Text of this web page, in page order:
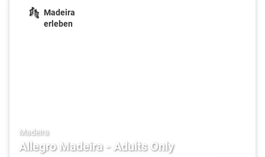
Madeira
erleben
Madeira
Allegro Madeira - Adults Only